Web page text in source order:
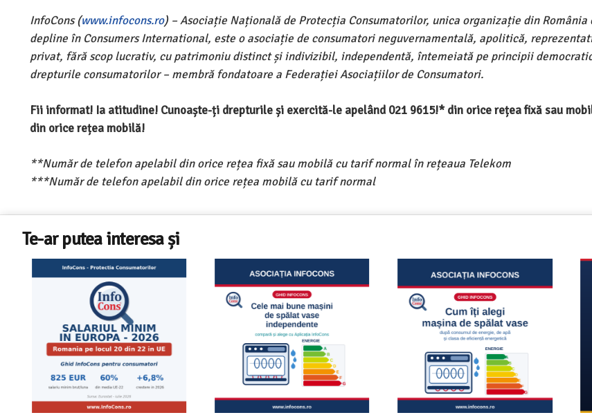
InfoCons (www.infocons.ro) – Asociație Națională de Protecția Consumatorilor, unica organizație din România
depline în Consumers International, este o asociație de consumatori neguvernamentală, apolitică,
privat, fără scop lucrativ, cu patrimoniu distinct și indivizibil, independentă, întemeiată pe principii
drepturile consumatorilor – membră fondatoare a Federației Asociațiilor de Consumatori.
Fii informat! Ia atitudine! Cunoaște-ți drepturile și exercită-le apelând 021 9615!* din orice rețea fixă sau
din orice rețea mobilă!
**Număr de telefon apelabil din orice rețea fixă sau mobilă cu tarif normal în rețeaua Telekom
***Număr de telefon apelabil din orice rețea mobilă cu tarif normal
Te-ar putea interesa și